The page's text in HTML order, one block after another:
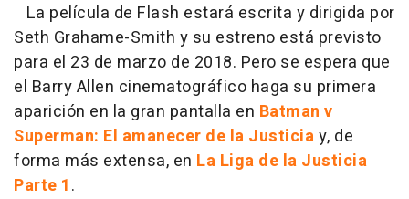
La película de Flash estará escrita y dirigida por
Seth Grahame-Smith y su estreno está previsto
para el 23 de marzo de 2018. Pero se espera que
el Barry Allen cinematográfico haga su primera
aparición en la gran pantalla en Batman v
Superman: El amanecer de la Justiciay, de
forma más extensa, en La Liga de la Justicia
Parte 1.